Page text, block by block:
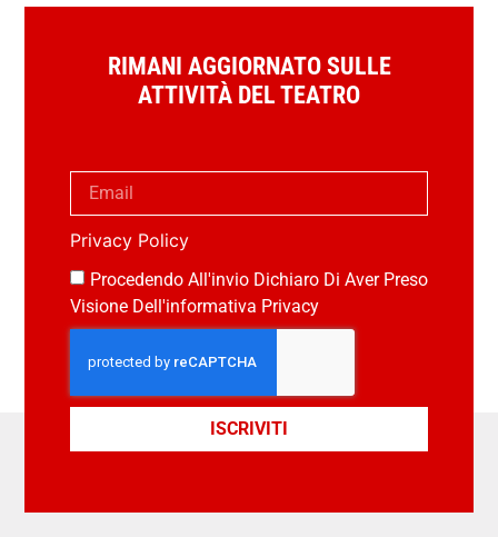
RIMANI AGGIORNATO SULLE
ATTIVITÀ DEL TEATRO
Privacy Policy
Procedendo All'invio Dichiaro Di Aver Preso
Visione Dell'informativa Privacy
ISCRIVITI